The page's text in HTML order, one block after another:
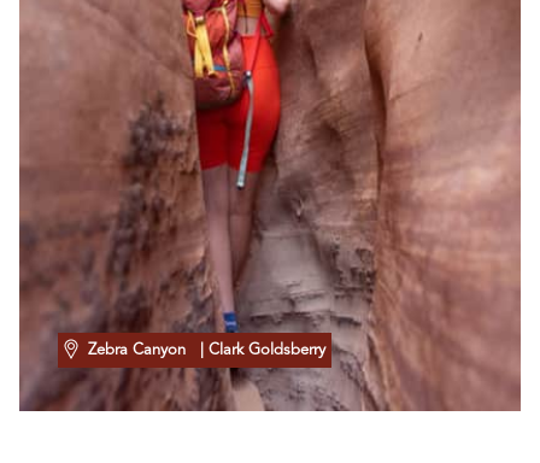
Zebra Canyon | Clark Goldsberry